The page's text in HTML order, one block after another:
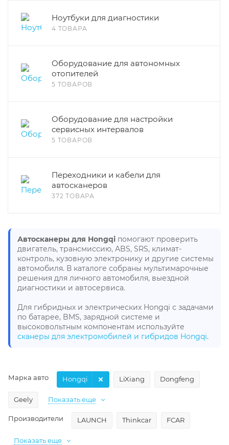
Ноутбуки для диагностики
4 ТОВАРА
Оборудование для автономных
отопителей
5 ТОВАРОВ
Оборудование для настройки
сервисных интервалов
5 ТОВАРОВ
Переходники и кабели для
автосканеров
372 ТОВАРА
Автосканеры для Hongqi помогают проверить
двигатель, трансмиссию, ABS, SRS, климат-
контроль, кузовную электронику и другие системы
автомобиля. В каталоге собраны мультимарочные
решения для личного автомобиля, выездной
диагностики и автосервиса.
Для гибридных и электрических Hongqi с задачами
по батарее, BMS, зарядной системе и
высоковольтным компонентам используйте
сканеры для электромобилей и гибридов Hongqi.
Марка авто LiXiang Dongfeng
Geely
Hongqi
Показать еще
Производители LAUNCH Thinkcar FCAR
Показать еще